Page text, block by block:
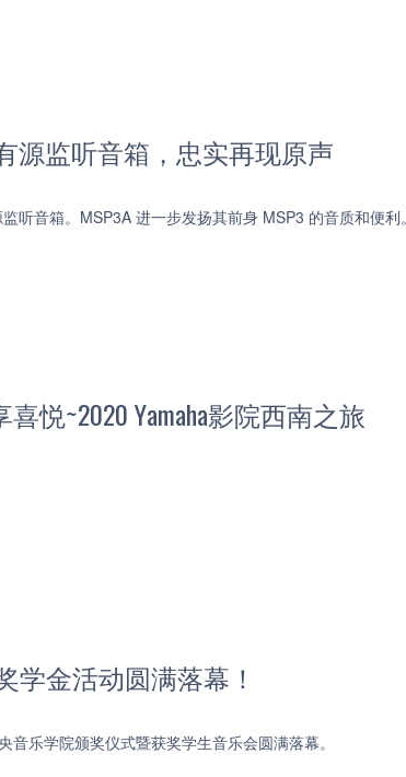
源监听音箱，忠实再现原声
听音箱。MSP3A 进一步发扬其前身 MSP3 的音质和便利。
悦~2020 Yamaha影院西南之旅
学金活动圆满落幕！
乐学院颁奖仪式暨获奖学生音乐会圆满落幕。